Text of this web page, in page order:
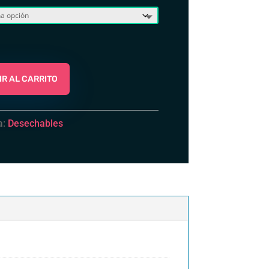
AL CARRITO
Desechables